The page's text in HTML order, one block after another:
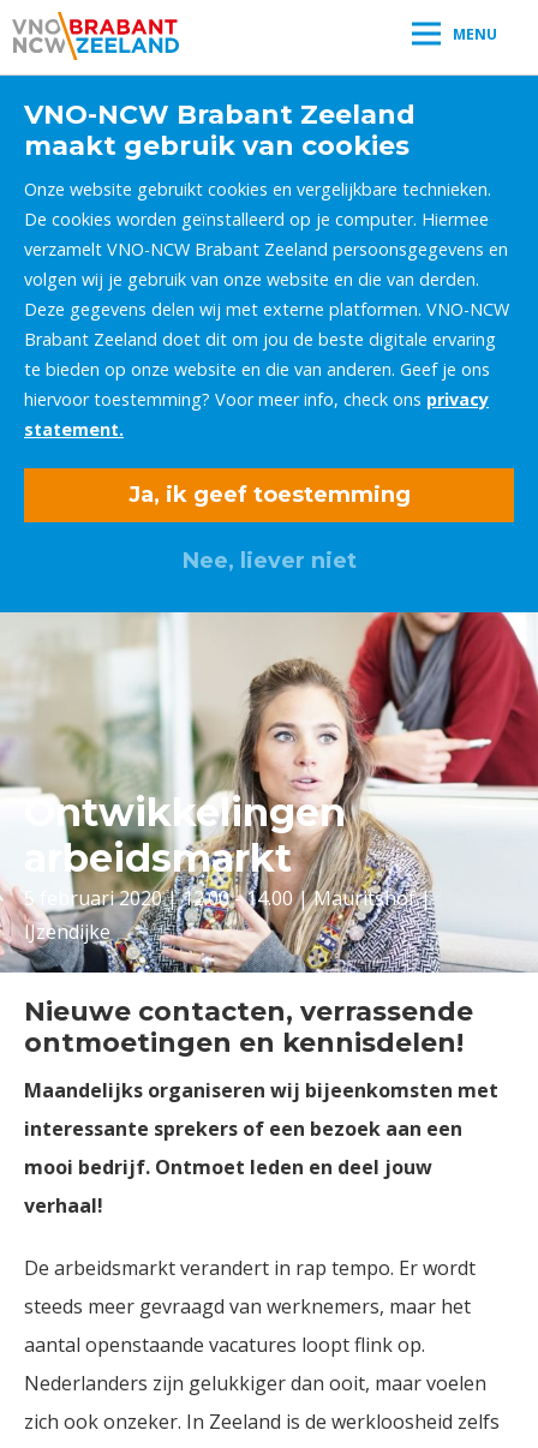
MENU
VNO-NCW Brabant Zeeland
maakt gebruik van cookies
Onze website gebruikt cookies en vergelijkbare technieken.
De cookies worden geïnstalleerd op je computer. Hiermee
verzamelt VNO-NCW Brabant Zeeland persoonsgegevens en
volgen wij je gebruik van onze website en die van derden.
Deze gegevens delen wij met externe platformen. VNO-NCW
Brabant Zeeland doet dit om jou de beste digitale ervaring
te bieden op onze website en die van anderen. Geef je ons
hiervoor toestemming? Voor meer info, check ons privacy
statement.
Ja, ik geef toestemming
Nee, liever niet
Ontwikkelingen
arbeidsmarkt
5 februari 2020 | 12.00 - 14.00 | Mauritshof |
IJzendijke
Nieuwe contacten, verrassende
ontmoetingen en kennisdelen!
Maandelijks organiseren wij bijeenkomsten met
interessante sprekers of een bezoek aan een
mooi bedrijf. Ontmoet leden en deel jouw
verhaal!
De arbeidsmarkt verandert in rap tempo. Er wordt
steeds meer gevraagd van werknemers, maar het
aantal openstaande vacatures loopt flink op.
Nederlanders zijn gelukkiger dan ooit, maar voelen
zich ook onzeker. In Zeeland is de werkloosheid zelfs